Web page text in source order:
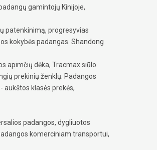
gamintojų Kinijoje,
patenkinimą, progresyvias
kokybės padangas. Shandong
apimčių dėka, Tracmax siūlo
prekinių ženklų. Padangos
aukštos klasės prekės,
padangos, dygliuotos
komerciniam transportui,